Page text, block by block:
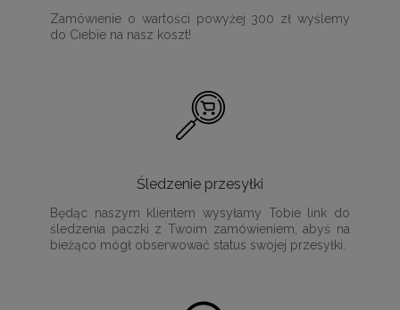
Zamówienie o wartości powyżej 300 zł wyślemy
do Ciebie na nasz koszt!
Śledzenie przesyłki
Będąc naszym klientem wysyłamy Tobie link do
śledzenia paczki z Twoim zamówieniem, abyś na
bieżąco mógł obserwować status swojej przesyłki.